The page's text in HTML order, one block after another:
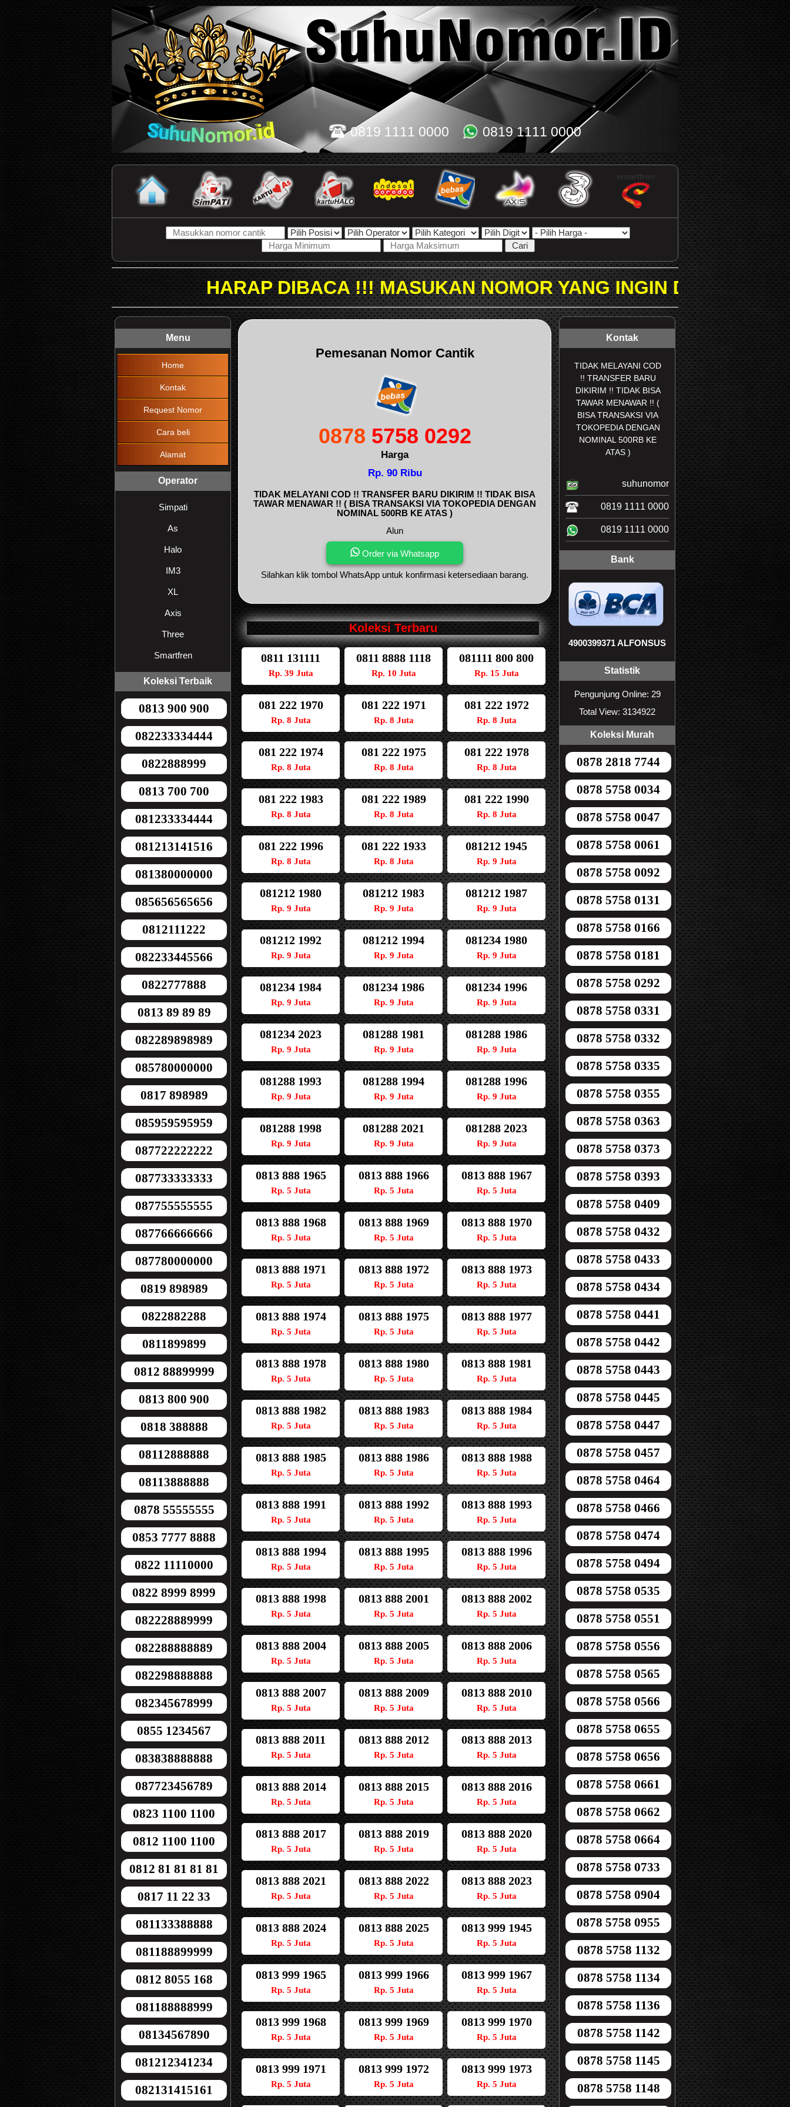
0819 1111 0000 0819 1111 0000
HARAP DIBACA !!! MASUKAN NOMOR YANG INGIN DICARI PADA KOLOM
Menu
Home
Kontak
Request Nomor
Cara beli
Alamat
Operator
Simpati
As
Halo
IM3
XL
Axis
Three
Smartfren
Koleksi Terbaik
0813 900 900
082233334444
0822888999
0813 700 700
081233334444
081213141516
081380000000
085656565656
0812111222
082233445566
0822777888
0813 89 89 89
082289898989
085780000000
0817 898989
085959595959
087722222222
087733333333
087755555555
087766666666
087780000000
0819 898989
0822882288
0811899899
0812 88899999
0813 800 900
0818 388888
08112888888
08113888888
0878 55555555
0853 7777 8888
0822 11110000
0822 8999 8999
082228889999
082288888889
082298888888
082345678999
0855 1234567
083838888888
087723456789
0823 1100 1100
0812 1100 1100
0812 81 81 81 81
0817 11 22 33
081133388888
081188899999
0812 8055 168
081188888999
08134567890
081212341234
082131415161
Pemesanan Nomor Cantik
0878 5758 0292
Harga
Rp. 90 Ribu
TIDAK MELAYANI COD !! TRANSFER BARU DIKIRIM !! TIDAK BISA
TAWAR MENAWAR !! ( BISA TRANSAKSI VIA TOKOPEDIA DENGAN
NOMINAL 500RB KE ATAS )
Alun
Order via Whatsapp
Silahkan klik tombol WhatsApp untuk konfirmasi ketersediaan barang.
Koleksi Terbaru
0811 131111
Rp. 39 Juta
0811 8888 1118
Rp. 10 Juta
081111 800 800
Rp. 15 Juta
081 222 1970
Rp. 8 Juta
081 222 1971
Rp. 8 Juta
081 222 1972
Rp. 8 Juta
081 222 1974
Rp. 8 Juta
081 222 1975
Rp. 8 Juta
081 222 1978
Rp. 8 Juta
081 222 1983
Rp. 8 Juta
081 222 1989
Rp. 8 Juta
081 222 1990
Rp. 8 Juta
081 222 1996
Rp. 8 Juta
081 222 1933
Rp. 8 Juta
081212 1945
Rp. 9 Juta
081212 1980
Rp. 9 Juta
081212 1983
Rp. 9 Juta
081212 1987
Rp. 9 Juta
081212 1992
Rp. 9 Juta
081212 1994
Rp. 9 Juta
081234 1980
Rp. 9 Juta
081234 1984
Rp. 9 Juta
081234 1986
Rp. 9 Juta
081234 1996
Rp. 9 Juta
081234 2023
Rp. 9 Juta
081288 1981
Rp. 9 Juta
081288 1986
Rp. 9 Juta
081288 1993
Rp. 9 Juta
081288 1994
Rp. 9 Juta
081288 1996
Rp. 9 Juta
081288 1998
Rp. 9 Juta
081288 2021
Rp. 9 Juta
081288 2023
Rp. 9 Juta
0813 888 1965
Rp. 5 Juta
0813 888 1966
Rp. 5 Juta
0813 888 1967
Rp. 5 Juta
0813 888 1968
Rp. 5 Juta
0813 888 1969
Rp. 5 Juta
0813 888 1970
Rp. 5 Juta
0813 888 1971
Rp. 5 Juta
0813 888 1972
Rp. 5 Juta
0813 888 1973
Rp. 5 Juta
0813 888 1974
Rp. 5 Juta
0813 888 1975
Rp. 5 Juta
0813 888 1977
Rp. 5 Juta
0813 888 1978
Rp. 5 Juta
0813 888 1980
Rp. 5 Juta
0813 888 1981
Rp. 5 Juta
0813 888 1982
Rp. 5 Juta
0813 888 1983
Rp. 5 Juta
0813 888 1984
Rp. 5 Juta
0813 888 1985
Rp. 5 Juta
0813 888 1986
Rp. 5 Juta
0813 888 1988
Rp. 5 Juta
0813 888 1991
Rp. 5 Juta
0813 888 1992
Rp. 5 Juta
0813 888 1993
Rp. 5 Juta
0813 888 1994
Rp. 5 Juta
0813 888 1995
Rp. 5 Juta
0813 888 1996
Rp. 5 Juta
0813 888 1998
Rp. 5 Juta
0813 888 2001
Rp. 5 Juta
0813 888 2002
Rp. 5 Juta
0813 888 2004
Rp. 5 Juta
0813 888 2005
Rp. 5 Juta
0813 888 2006
Rp. 5 Juta
0813 888 2007
Rp. 5 Juta
0813 888 2009
Rp. 5 Juta
0813 888 2010
Rp. 5 Juta
0813 888 2011
Rp. 5 Juta
0813 888 2012
Rp. 5 Juta
0813 888 2013
Rp. 5 Juta
0813 888 2014
Rp. 5 Juta
0813 888 2015
Rp. 5 Juta
0813 888 2016
Rp. 5 Juta
0813 888 2017
Rp. 5 Juta
0813 888 2019
Rp. 5 Juta
0813 888 2020
Rp. 5 Juta
0813 888 2021
Rp. 5 Juta
0813 888 2022
Rp. 5 Juta
0813 888 2023
Rp. 5 Juta
0813 888 2024
Rp. 5 Juta
0813 888 2025
Rp. 5 Juta
0813 999 1945
Rp. 5 Juta
0813 999 1965
Rp. 5 Juta
0813 999 1966
Rp. 5 Juta
0813 999 1967
Rp. 5 Juta
0813 999 1968
Rp. 5 Juta
0813 999 1969
Rp. 5 Juta
0813 999 1970
Rp. 5 Juta
0813 999 1971
Rp. 5 Juta
0813 999 1972
Rp. 5 Juta
0813 999 1973
Rp. 5 Juta
Kontak
TIDAK MELAYANI COD
!! TRANSFER BARU
DIKIRIM !! TIDAK BISA
TAWAR MENAWAR !! (
BISA TRANSAKSI VIA
TOKOPEDIA DENGAN
NOMINAL 500RB KE
ATAS )
suhunomor
0819 1111 0000
0819 1111 0000
Bank
4900399371 ALFONSUS
Statistik
Pengunjung Online: 29
Total View: 3134922
Koleksi Murah
0878 2818 7744
0878 5758 0034
0878 5758 0047
0878 5758 0061
0878 5758 0092
0878 5758 0131
0878 5758 0166
0878 5758 0181
0878 5758 0292
0878 5758 0331
0878 5758 0332
0878 5758 0335
0878 5758 0355
0878 5758 0363
0878 5758 0373
0878 5758 0393
0878 5758 0409
0878 5758 0432
0878 5758 0433
0878 5758 0434
0878 5758 0441
0878 5758 0442
0878 5758 0443
0878 5758 0445
0878 5758 0447
0878 5758 0457
0878 5758 0464
0878 5758 0466
0878 5758 0474
0878 5758 0494
0878 5758 0535
0878 5758 0551
0878 5758 0556
0878 5758 0565
0878 5758 0566
0878 5758 0655
0878 5758 0656
0878 5758 0661
0878 5758 0662
0878 5758 0664
0878 5758 0733
0878 5758 0904
0878 5758 0955
0878 5758 1132
0878 5758 1134
0878 5758 1136
0878 5758 1142
0878 5758 1145
0878 5758 1148